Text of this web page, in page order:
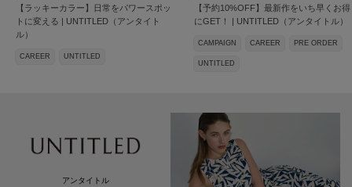
【ラッキーカラー】日常をパワースポッ
トに変える | UNTITLED（アンタイト
ル）
CAREER UNTITLED
【予約10%OFF】最新作をいち早くお得
にGET！ | UNTITLED（アンタイトル）
CAMPAIGN CAREER PRE ORDER
UNTITLED
アンタイトル